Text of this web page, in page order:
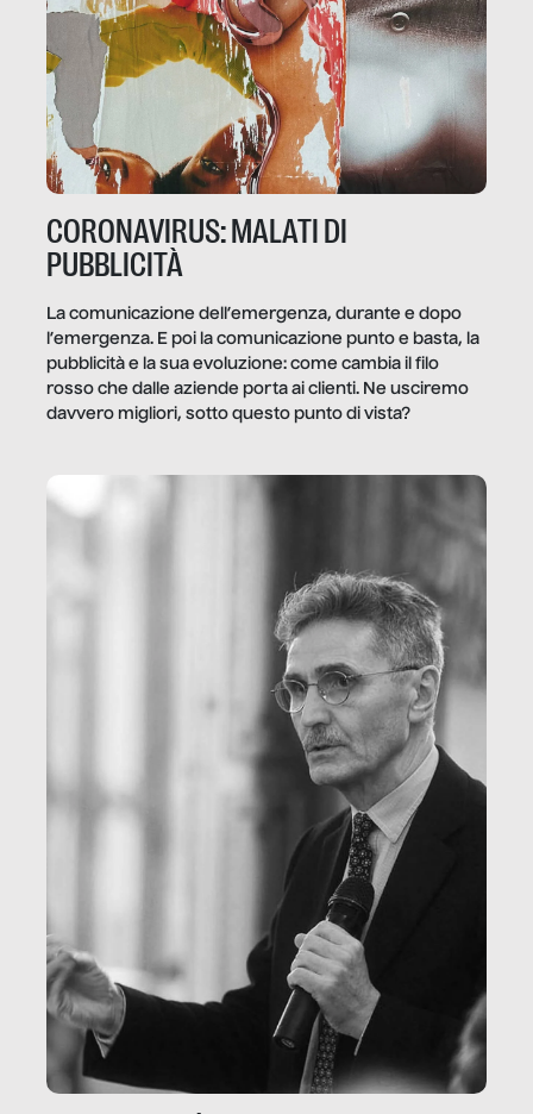
CORONAVIRUS: MALATI DI
PUBBLICITÀ
La comunicazione dell’emergenza, durante e dopo
l’emergenza. E poi la comunicazione punto e basta, la
pubblicità e la sua evoluzione: come cambia il filo
rosso che dalle aziende porta ai clienti. Ne usciremo
davvero migliori, sotto questo punto di vista?